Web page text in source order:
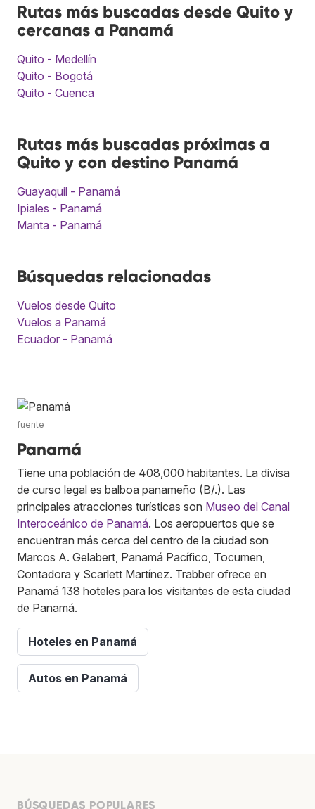
Rutas más buscadas desde Quito y
cercanas a Panamá
Quito - Medellín
Quito - Bogotá
Quito - Cuenca
Rutas más buscadas próximas a
Quito y con destino Panamá
Guayaquil - Panamá
Ipiales - Panamá
Manta - Panamá
Búsquedas relacionadas
Vuelos desde Quito
Vuelos a Panamá
Ecuador - Panamá
fuente
Panamá
Tiene una población de 408,000 habitantes. La divisa
de curso legal es balboa panameño (B/.). Las
principales atracciones turísticas son Museo del Canal
Interoceánico de Panamá. Los aeropuertos que se
encuentran más cerca del centro de la ciudad son
Marcos A. Gelabert, Panamá Pacífico, Tocumen,
Contadora y Scarlett Martínez. Trabber ofrece en
Panamá 138 hoteles para los visitantes de esta ciudad
de Panamá.
Hoteles en Panamá
Autos en Panamá
BÚSQUEDAS POPULARES